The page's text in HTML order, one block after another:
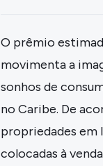
O prêmio
movimenta a
sonhos de
no Caribe. De
propriedades em
colocadas à